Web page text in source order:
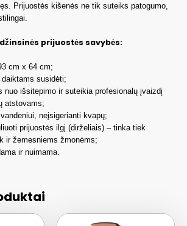
Prijuostės kišenės ne tik suteiks patogumo,
džinsinės prijuostės savybės:
cm x 64 cm;
susidėti;
nuo išsitepimo ir suteikia profesionalų įvaizdį
atstovams;
neįsigerianti kvapų;
prijuostės ilgį (dirželiais) – tinka tiek
ir žemesniems žmonėms;
ir nuimama.